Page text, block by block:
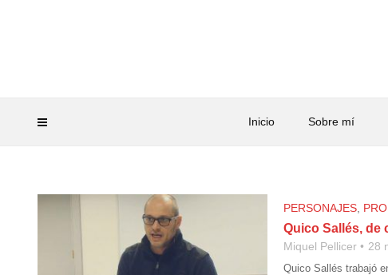
Inicio Sobre mí
PERSONAJES
Quico Sallés, de
Miquel Pellicer 28
Quico Sallés trabajó